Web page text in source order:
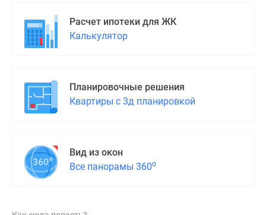
Расчет ипотеки для ЖК
Калькулятор
Планировочные решения
Квартиры с 3д планировкой
Вид из окон
Все панорамы 360о